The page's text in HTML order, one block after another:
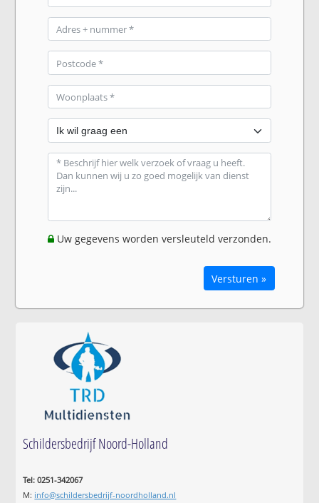
Uw gegevens worden versleuteld verzonden.
Versturen »
Schildersbedrijf Noord-Holland
Tel: 0251-342067
M: info@schildersbedrijf-noordholland.nl